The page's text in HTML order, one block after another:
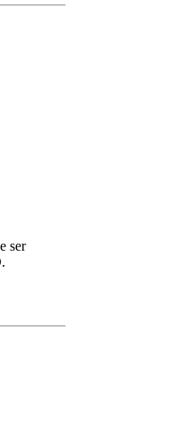
ser